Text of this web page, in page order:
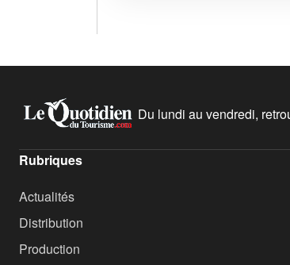
Du lundi au vendredi,
Rubriques
Actualités
Distribution
Production